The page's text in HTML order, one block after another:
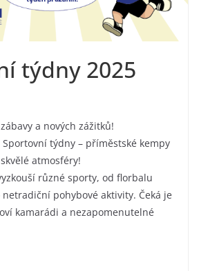
týdny 2025
a nových zážitků!
týdny – příměstské kempy
atmosféry!
různé sporty, od florbalu
pohybové aktivity. Čeká je
kamarádi a nezapomenutelné